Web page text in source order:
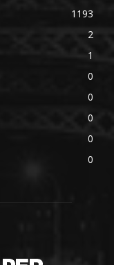
1193
2
1
0
0
0
0
0